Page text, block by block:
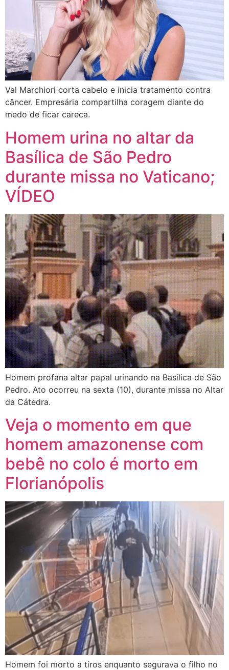
Val Marchiori corta cabelo e inicia tratamento contra
câncer. Empresária compartilha coragem diante do
medo de ficar careca.
Homem urina no altar da
Basílica de São Pedro
durante missa no Vaticano;
VÍDEO
Homem profana altar papal urinando na Basílica de São
Pedro. Ato ocorreu na sexta (10), durante missa no Altar
da Cátedra.
Veja o momento em que
homem amazonense com
bebê no colo é morto em
Florianópolis
Homem foi morto a tiros enquanto segurava o filho no